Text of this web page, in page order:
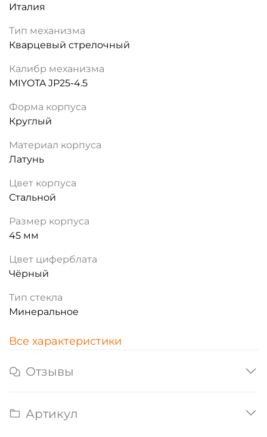
Италия
Тип механизма
Кварцевый стрелочный
Калибр механизма
MIYOTA JP25-4.5
Форма корпуса
Круглый
Материал корпуса
Латунь
Цвет корпуса
Стальной
Размер корпуса
45 мм
Цвет циферблата
Чёрный
Тип стекла
Минеральное
Все характеристики
Отзывы
Артикул